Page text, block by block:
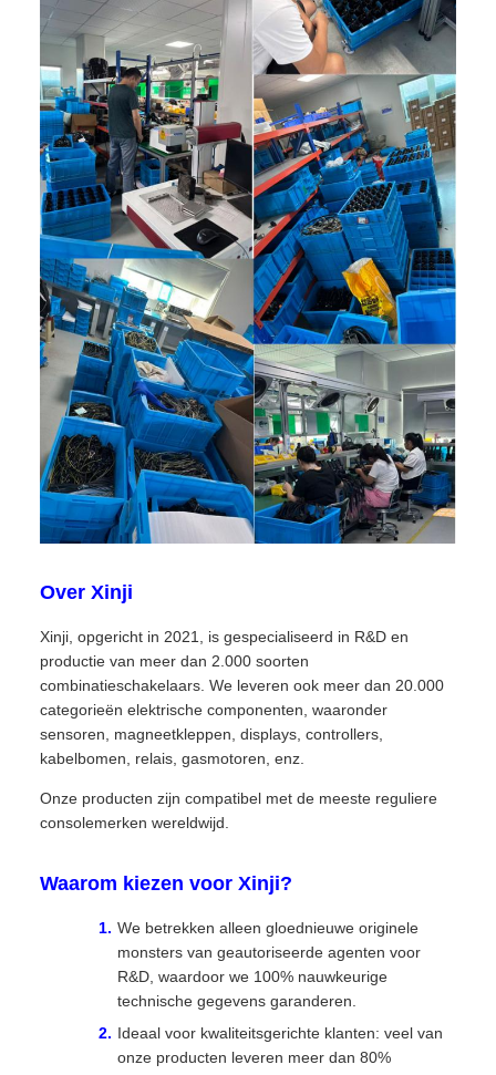
Over Xinji
Xinji, opgericht in 2021, is gespecialiseerd in R&D en
productie van meer dan 2.000 soorten
combinatieschakelaars. We leveren ook meer dan 20.000
categorieën elektrische componenten, waaronder
sensoren, magneetkleppen, displays, controllers,
kabelbomen, relais, gasmotoren, enz.
Onze producten zijn compatibel met de meeste reguliere
consolemerken wereldwijd.
Waarom kiezen voor Xinji?
We betrekken alleen gloednieuwe originele
monsters van geautoriseerde agenten voor
R&D, waardoor we 100% nauwkeurige
technische gegevens garanderen.
Ideaal voor kwaliteitsgerichte klanten: veel van
onze producten leveren meer dan 80%